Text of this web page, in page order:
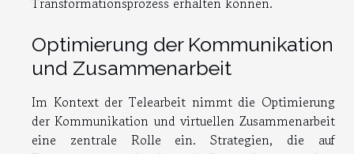
Optimierung der Kommunikation
und Zusammenarbeit
Im Kontext der Telearbeit nimmt die Optimierung
der Kommunikation und virtuellen Zusammenarbeit
eine zentrale Rolle ein. Strategien, die auf